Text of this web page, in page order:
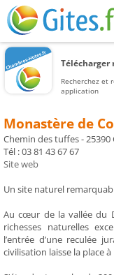
Recherchez et
application
Monastère de
Chemin des tuffes - 25390
Tél : 03 81 43 67 67
Site web
Un site naturel
Au cœur de la vallée du
richesses naturelles
l’entrée d’une reculée
civilisation laisse la place